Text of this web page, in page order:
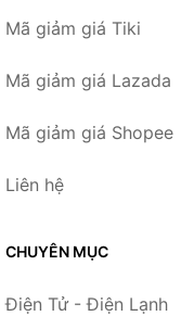
Mã giảm giá Tiki
Mã giảm giá Lazada
Mã giảm giá Shopee
Liên hệ
CHUYÊN MỤC
Điện Tử - Điện Lạnh